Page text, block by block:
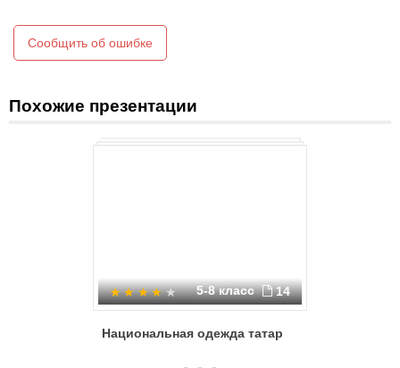
Сообщить об ошибке
Похожие презентации
5-8 класс 14
Национальная одежда татар